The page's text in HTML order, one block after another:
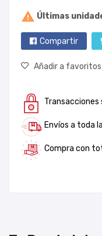
 Últimas
Compartir
Añadir a favoritos
Transacciones
Envíos a toda
Compra con